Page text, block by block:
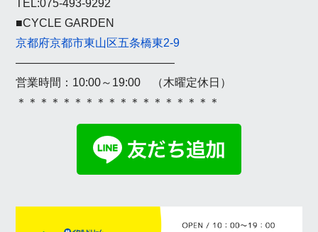
TEL:075-493-9292
■CYCLE GARDEN
京都府京都市東山区五条橋東2-9
——————————————
営業時間：10:00～19:00 （木曜定休日）
＊＊＊＊＊＊＊＊＊＊＊＊＊＊＊＊＊＊